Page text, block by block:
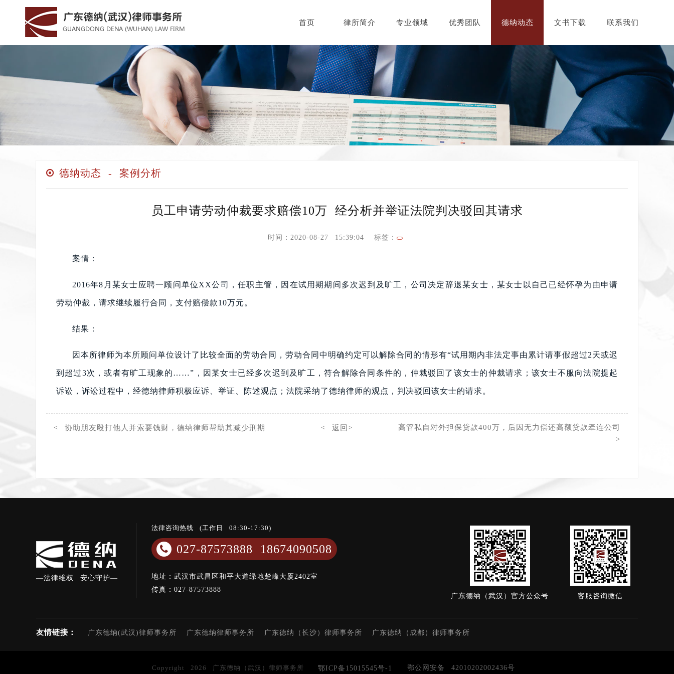
首页 律所简介 专业领域 优秀团队 德纳动态 文书下载 联系我们
德纳动态 - 案例分析
员工申请劳动仲裁要求赔偿10万 经分析并举证法院判决驳回其请求
时间：2020-08-27 15:39:04 标签：
案情：
2016年8月某女士应聘一顾问单位XX公司，任职主管，因在试用期期间多次迟到及旷工，公司决定辞退某女士，某女士以自己已经怀孕为由申请
劳动仲裁，请求继续履行合同，支付赔偿款10万元。
结果：
因本所律师为本所顾问单位设计了比较全面的劳动合同，劳动合同中明确约定可以解除合同的情形有“试用期内非法定事由累计请事假超过2天或迟
到超过3次，或者有旷工现象的……”，因某女士已经多次迟到及旷工，符合解除合同条件的，仲裁驳回了该女士的仲裁请求；该女士不服向法院提起
诉讼，诉讼过程中，经德纳律师积极应诉、举证、陈述观点；法院采纳了德纳律师的观点，判决驳回该女士的请求。
< 协助朋友殴打他人并索要钱财，德纳律师帮助其减少刑期 < 返回>
高管私自对外担保贷款400万，后因无力偿还高额贷款牵连公司
>
—法律维权 安心守护—
法律咨询热线 (工作日 08:30-17:30)
027-87573888 18674090508
地址：武汉市武昌区和平大道绿地楚峰大厦2402室
传真：027-87573888
广东德纳（武汉）官方公众号
客服咨询微信
友情链接： 广东德纳(武汉)律师事务所 广东德纳律师事务所 广东德纳（长沙）律师事务所 广东德纳（成都）律师事务所
Copyright 2026 广东德纳（武汉）律师事务所 鄂ICP备15015545号-1 鄂公网安备 42010202002436号